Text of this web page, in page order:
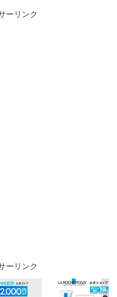
ーリンク
ーリンク